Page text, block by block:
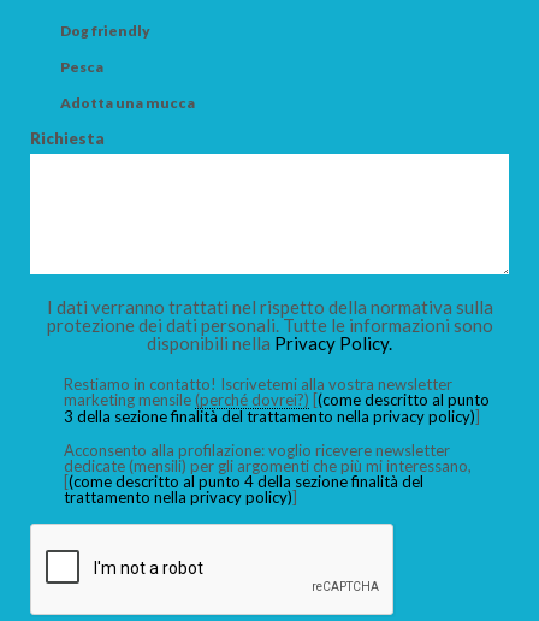
Dog friendly
Pesca
Adotta una mucca
Richiesta
I dati verranno trattati nel rispetto della normativa sulla
protezione dei dati personali. Tutte le informazioni sono
disponibili nella Privacy Policy.
Restiamo in contatto! Iscrivetemi alla vostra newsletter
marketing mensile (perché dovrei?) [(come descritto al punto
3 della sezione finalità del trattamento nella privacy policy)]
Acconsento alla profilazione: voglio ricevere newsletter
dedicate (mensili) per gli argomenti che più mi interessano,
[(come descritto al punto 4 della sezione finalità del
trattamento nella privacy policy)]